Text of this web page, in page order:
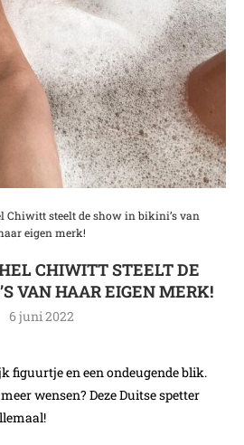
Chiwitt steelt de show in bikini’s van
eigen merk!
CHIWITT STEELT DE
VAN HAAR EIGEN MERK!
6 juni 2022
figuurtje en een ondeugende blik.
wensen? Deze Duitse spetter